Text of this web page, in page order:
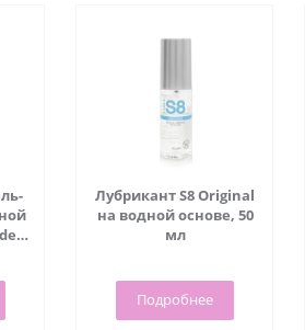
Лубрикант S8 Original
на водной основе, 50
мл
Подробнее